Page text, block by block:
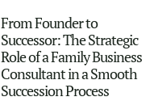
From Founder to
Successor: The Strategic
Role of a Family Business
Consultant in a Smooth
Succession Process